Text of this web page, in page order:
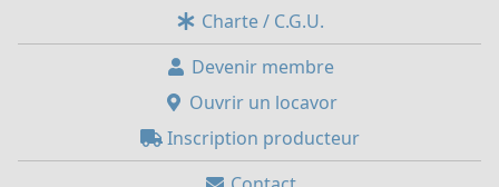
Charte / C.G.U.
Devenir membre
Ouvrir un locavor
Inscription producteur